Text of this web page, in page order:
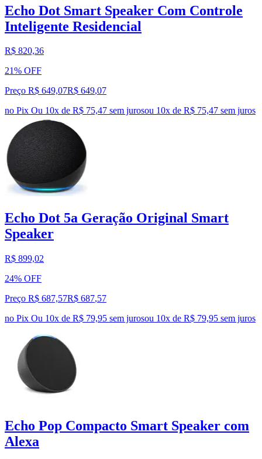
Echo Dot Smart Speaker Com Controle
Inteligente Residencial
R$ 820,36
21% OFF
Preço R$ 649,07R$ 649,07
no Pix Ou 10x de R$ 75,47 sem jurosou 10x de R$ 75,47 sem juros
Echo Dot 5a Geração Original Smart
Speaker
R$ 899,02
24% OFF
Preço R$ 687,57R$ 687,57
no Pix Ou 10x de R$ 79,95 sem jurosou 10x de R$ 79,95 sem juros
Echo Pop Compacto Smart Speaker com
Alexa